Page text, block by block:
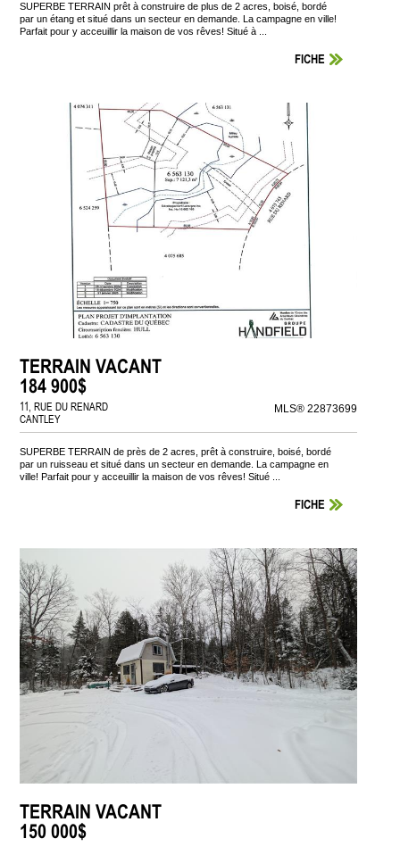
SUPERBE TERRAIN prêt à construire de plus de 2 acres, boisé, bordé
par un étang et situé dans un secteur en demande. La campagne en ville!
Parfait pour y acceuillir la maison de vos rêves! Situé à ...
FICHE
TERRAIN VACANT
184 900$
11, RUE DU RENARD
CANTLEY
MLS® 22873699
SUPERBE TERRAIN de près de 2 acres, prêt à construire, boisé, bordé
par un ruisseau et situé dans un secteur en demande. La campagne en
ville! Parfait pour y acceuillir la maison de vos rêves! Situé ...
FICHE
TERRAIN VACANT
150 000$